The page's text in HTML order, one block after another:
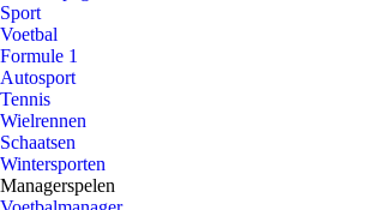
Sport
Voetbal
Formule 1
Autosport
Tennis
Wielrennen
Schaatsen
Wintersporten
Managerspelen